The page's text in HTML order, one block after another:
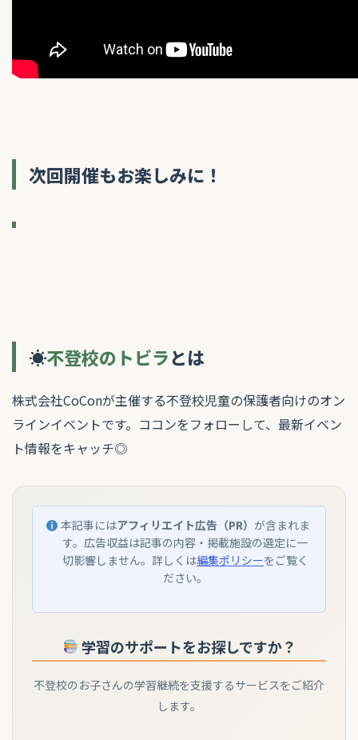
次回開催もお楽しみに！
☀不登校のトビラとは
株式会社CoConが主催する不登校児童の保護者向けのオン
ラインイベントです。ココンをフォローして、最新イベン
ト情報をキャッチ◎
本記事にはアフィリエイト広告（PR） が含まれま
す。広告収益は記事の内容・掲載施設の選定に一
切影響しません。詳しくは編集ポリシーをご覧く
ださい。
学習のサポートをお探しですか？
不登校のお子さんの学習継続を支援するサービスをご紹介
します。